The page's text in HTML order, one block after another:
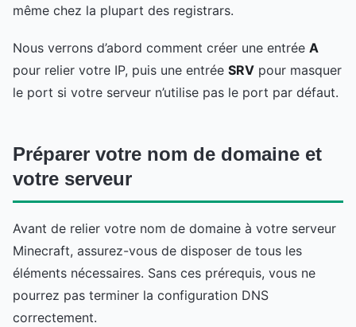
même chez la plupart des registrars.
Nous verrons d’abord comment créer une entrée A
pour relier votre IP, puis une entrée SRV pour masquer
le port si votre serveur n’utilise pas le port par défaut.
Préparer votre nom de domaine et
votre serveur
Avant de relier votre nom de domaine à votre serveur
Minecraft, assurez-vous de disposer de tous les
éléments nécessaires. Sans ces prérequis, vous ne
pourrez pas terminer la configuration DNS
correctement.